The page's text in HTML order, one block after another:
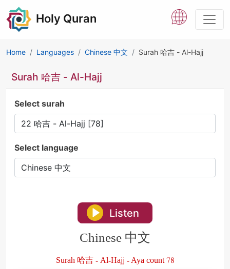
Holy Quran
Home Languages Chinese 中文 Surah 哈吉 - Al-Hajj
Surah 哈吉 - Al-Hajj
Select surah
Select language
Listen
Chinese 中文
Surah 哈吉 - Al-Hajj - Aya count 78